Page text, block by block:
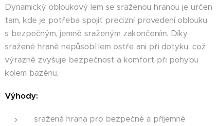
Dynamický obloukový lem se sraženou hranou je určen
tam, kde je potřeba spojit precizní provedení oblouku
s bezpečným, jemně sraženým zakončením. Díky
sražené hraně nepůsobí lem ostře ani při dotyku, což
výrazně zvyšuje bezpečnost a komfort při pohybu
kolem bazénu.
Výhody:
sražená hrana pro bezpečné a příjemné